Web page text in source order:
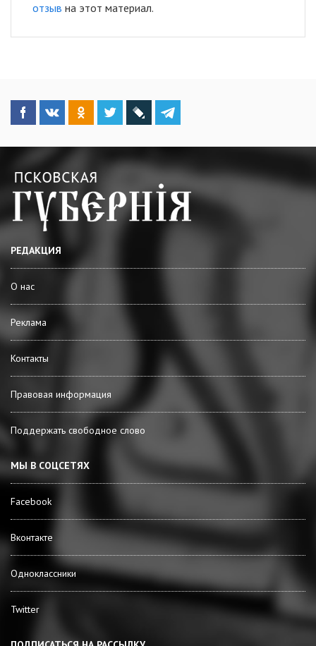
отзыв на этот материал.
РЕДАКЦИЯ
О нас
Реклама
Контакты
Правовая информация
Поддержать свободное слово
МЫ В СОЦСЕТЯХ
Facebook
Вконтакте
Одноклассники
Twitter